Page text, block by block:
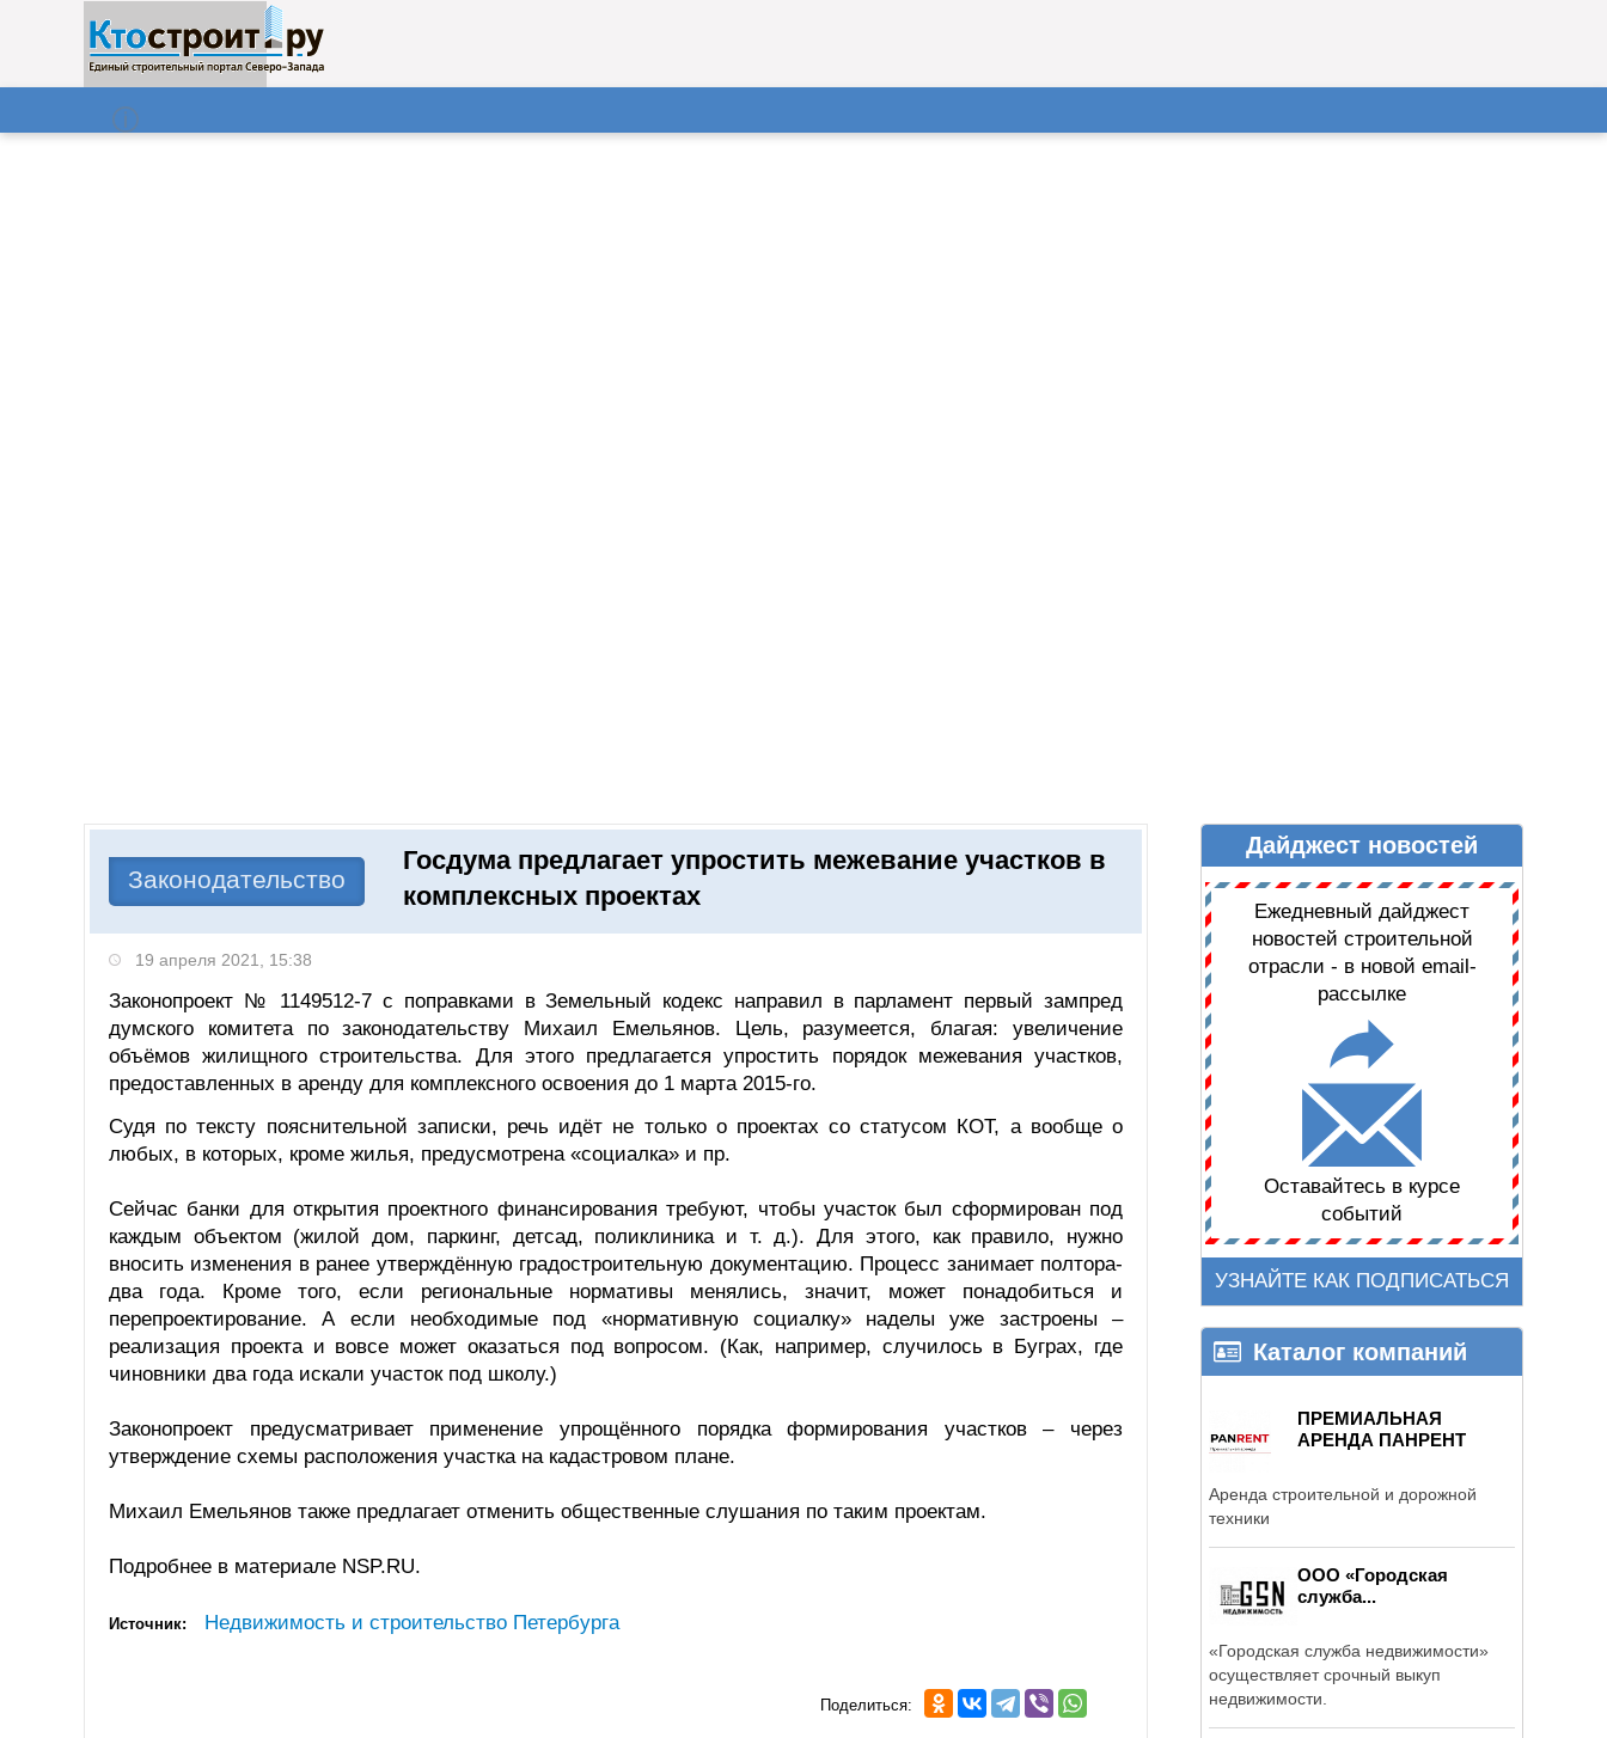
ДАЙДЖЕСТ НОВОСТЕЙ
Законодательство
Госдума предлагает упростить межевание участков в
комплексных проектах
19 апреля 2021, 15:38
Законопроект № 1149512-7 с поправками в Земельный кодекс направил в парламент первый зампред
думского комитета по законодательству Михаил Емельянов. Цель, разумеется, благая: увеличение
объёмов жилищного строительства. Для этого предлагается упростить порядок межевания участков,
предоставленных в аренду для комплексного освоения до 1 марта 2015-го.
Судя по тексту пояснительной записки, речь идёт не только о проектах со статусом КОТ, а вообще о
любых, в которых, кроме жилья, предусмотрена «социалка» и пр.
Сейчас банки для открытия проектного финансирования требуют, чтобы участок был сформирован под
каждым объектом (жилой дом, паркинг, детсад, поликлиника и т. д.). Для этого, как правило, нужно
вносить изменения в ранее утверждённую градостроительную документацию. Процесс занимает полтора-
два года. Кроме того, если региональные нормативы менялись, значит, может понадобиться и
перепроектирование. А если необходимые под «нормативную социалку» наделы уже застроены –
реализация проекта и вовсе может оказаться под вопросом. (Как, например, случилось в Буграх, где
чиновники два года искали участок под школу.)
Законопроект предусматривает применение упрощённого порядка формирования участков – через
утверждение схемы расположения участка на кадастровом плане.
Михаил Емельянов также предлагает отменить общественные слушания по таким проектам.
Подробнее в материале NSP.RU.
Источник: Недвижимость и строительство Петербурга
Поделиться:
Дайджест новостей
Ежедневный дайджест
новостей строительной
отрасли - в новой email-
рассылке
Оставайтесь в курсе
событий
УЗНАЙТЕ КАК ПОДПИСАТЬСЯ
Каталог компаний
ПРЕМИАЛЬНАЯ
АРЕНДА ПАНРЕНТ
Аренда строительной и дорожной
техники
ООО «Городская
служба...
«Городская служба недвижимости»
осуществляет срочный выкуп
недвижимости.